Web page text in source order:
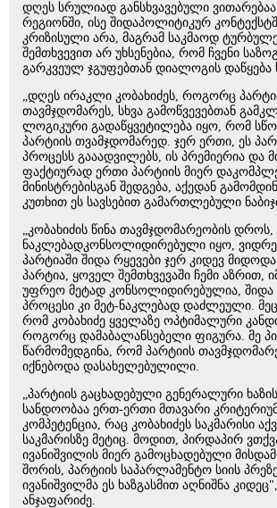
დღეს სრულიად განსხვავებული
რეგიონში, ისე შიდაპოლიტიკურ
კრიზისული არა, მაგრამ საკმაოდ
შემთხვევით არ უხსენებია, რომ ჩვენი
გარკვეულ ჯგუფებთან დიალოგის დაწყება
„დღეს ირაკლი კობახიძეს, როგორც
თავმჯდომარეს, სხვა გამოწვევებთან
ლოგიკური გადაწყვეტილება იყო, რომ
პარტიის თვამჯდომარედ. ჯერ ერთი, ეს
პროცესს გააადვილებს, ის პრემიერია და
ფაქტიურად ერთი პარტიის მიერ
მინისტრებისგან შედგება, აქედან
კუთხით ეს სავსებით გამართლებული
„კობახიძის წინა თავმჯდომარეობის დროს,
ნაკლებადკონსოლიდირებული იყო, ვიდრე
პარტიაში შიდა რყევები ჯერ კიდევ
პარტია, ყოველ შემთხვევაში ჩემი აზრით,
უფრეო მეტად კონსოლიდირებულია, შიდა
პროცესი კი მეტ-ნაკლებად დაძლეული.
რომ კობახიძე ყველაზე ოპტიმალური
როგორც დამაბალანსებელი ფიგურა. მე
წარმომედგინა, რომ პარტიის
იქნებოდა დასახელებულილი.
„პარტიის გაცხადებული გენერალური
სანდოობაა ერთ-ერთი მთავარი
კომპეტენცია, რაც კობახიძეს საკმარისი
საკმარისზე მეტიც. მოდით, პირდაპირ
ივანიშვილის მიერ გამოცხადებული
შორის, პარტიის საპარლამენტო სიის
ივანიშვილმა ეს ხაზგასმით აღნიშნა
ანჯაფარიძე.